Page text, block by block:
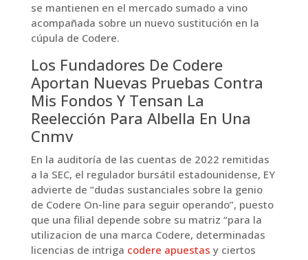
se mantienen en el mercado sumado a vino
acompañada sobre un nuevo sustitución en la
cúpula de Codere.
Los Fundadores De Codere
Aportan Nuevas Pruebas Contra
Mis Fondos Y Tensan La
Reelección Para Albella En Una
Cnmv
En la auditoría de las cuentas de 2022 remitidas
a la SEC, el regulador bursátil estadounidense, EY
advierte de “dudas sustanciales sobre la genio
de Codere On-line para seguir operando”, puesto
que una filial depende sobre su matriz “para la
utilizacion de una marca Codere, determinadas
licencias de intriga codere apuestas y ciertos